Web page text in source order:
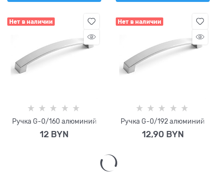
Нет в наличии
Ручка G-0/160 алюминий
12 BYN
Нет в наличии
Ручка G-0/192 алюминий
12,90 BYN